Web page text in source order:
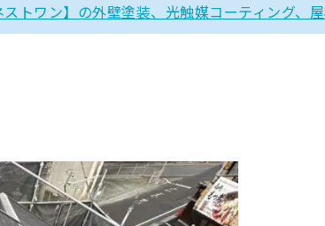
トワン】の外壁塗装、光触媒コーティング